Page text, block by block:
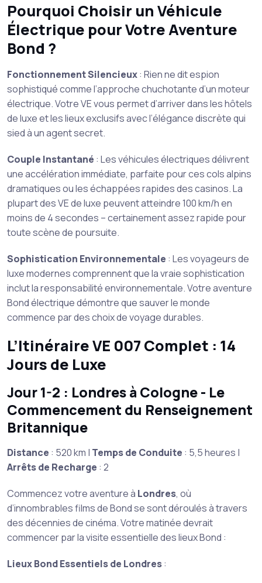
Pourquoi Choisir un Véhicule
Électrique pour Votre Aventure
Bond ?
Fonctionnement Silencieux: Rien ne dit espion
sophistiqué comme l’approche chuchotante d’un moteur
électrique. Votre VE vous permet d’arriver dans les hôtels
de luxe et les lieux exclusifs avec l’élégance discrète qui
sied à un agent secret.
Couple Instantané : Les véhicules électriques délivrent
une accélération immédiate, parfaite pour ces cols alpins
dramatiques ou les échappées rapides des casinos. La
plupart des VE de luxe peuvent atteindre 100 km/h en
moins de 4 secondes – certainement assez rapide pour
toute scène de poursuite.
Sophistication Environnementale : Les voyageurs de
luxe modernes comprennent que la vraie sophistication
inclut la responsabilité environnementale. Votre aventure
Bond électrique démontre que sauver le monde
commence par des choix de voyage durables.
L’Itinéraire VE 007 Complet : 14
Jours de Luxe
Jour 1-2 : Londres à Cologne - Le
Commencement du Renseignement
Britannique
Distance : 520 km | Temps de Conduite : 5,5 heures |
Arrêts de Recharge : 2
Commencez votre aventure à Londres, où
d’innombrables films de Bond se sont déroulés à travers
des décennies de cinéma. Votre matinée devrait
commencer par la visite essentielle des lieux Bond :
Lieux Bond Essentiels de Londres: